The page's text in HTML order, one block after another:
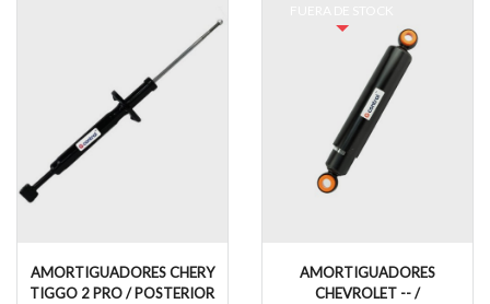
AMORTIGUADORES CHERY
TIGGO 2 PRO / POSTERIOR
AMORTIGUADORES
CHEVROLET -- /